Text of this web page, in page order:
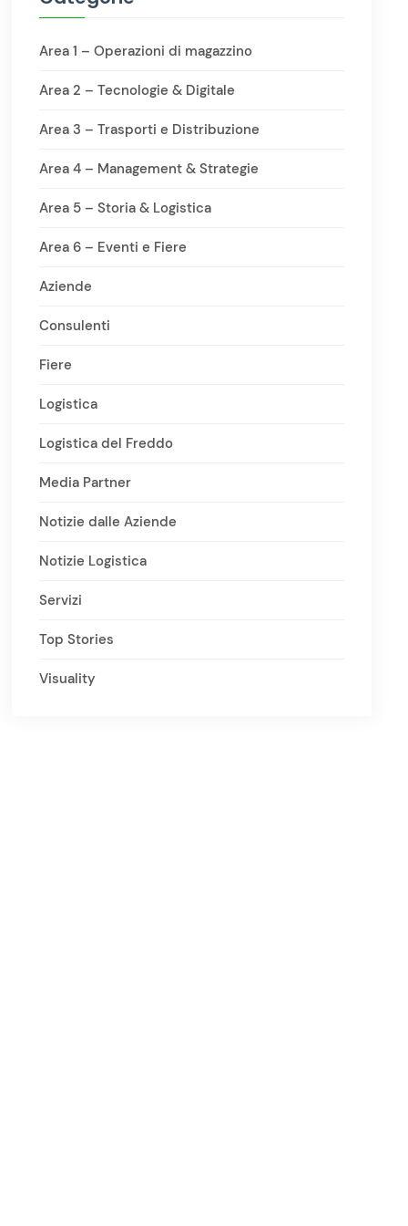
Area 1 – Operazioni di magazzino
Area 2 – Tecnologie & Digitale
Area 3 – Trasporti e Distribuzione
Area 4 – Management & Strategie
Area 5 – Storia & Logistica
Area 6 – Eventi e Fiere
Aziende
Consulenti
Fiere
Logistica
Logistica del Freddo
Media Partner
Notizie dalle Aziende
Notizie Logistica
Servizi
Top Stories
Visuality